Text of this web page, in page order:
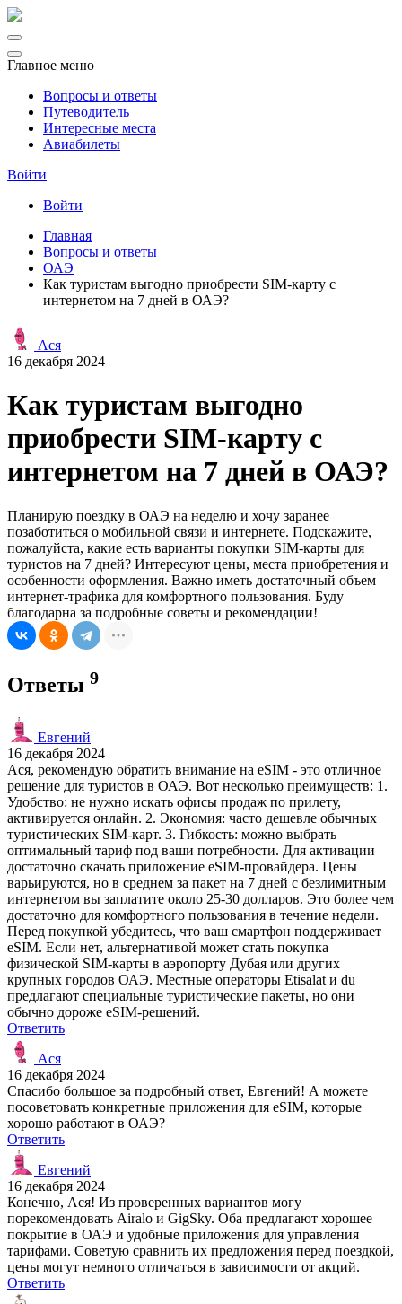
Главное меню
Вопросы и ответы
Путеводитель
Интересные места
Авиабилеты
Войти
Войти
Главная
Вопросы и ответы
ОАЭ
Как туристам выгодно приобрести SIM-карту с
интернетом на 7 дней в ОАЭ?
Ася
16 декабря 2024
Как туристам выгодно
приобрести SIM-карту с
интернетом на 7 дней в ОАЭ?
Планирую поездку в ОАЭ на неделю и хочу заранее
позаботиться о мобильной связи и интернете. Подскажите,
пожалуйста, какие есть варианты покупки SIM-карты для
туристов на 7 дней? Интересуют цены, места приобретения и
особенности оформления. Важно иметь достаточный объем
интернет-трафика для комфортного пользования. Буду
благодарна за подробные советы и рекомендации!
Ответы 9
Евгений
16 декабря 2024
Ася, рекомендую обратить внимание на eSIM - это отличное
решение для туристов в ОАЭ. Вот несколько преимуществ: 1.
Удобство: не нужно искать офисы продаж по прилету,
активируется онлайн. 2. Экономия: часто дешевле обычных
туристических SIM-карт. 3. Гибкость: можно выбрать
оптимальный тариф под ваши потребности. Для активации
достаточно скачать приложение eSIM-провайдера. Цены
варьируются, но в среднем за пакет на 7 дней с безлимитным
интернетом вы заплатите около 25-30 долларов. Это более чем
достаточно для комфортного пользования в течение недели.
Перед покупкой убедитесь, что ваш смартфон поддерживает
eSIM. Если нет, альтернативой может стать покупка
физической SIM-карты в аэропорту Дубая или других
крупных городов ОАЭ. Местные операторы Etisalat и du
предлагают специальные туристические пакеты, но они
обычно дороже eSIM-решений.
Ответить
Ася
16 декабря 2024
Спасибо большое за подробный ответ, Евгений! А можете
посоветовать конкретные приложения для eSIM, которые
хорошо работают в ОАЭ?
Ответить
Евгений
16 декабря 2024
Конечно, Ася! Из проверенных вариантов могу
порекомендовать Airalo и GigSky. Оба предлагают хорошее
покрытие в ОАЭ и удобные приложения для управления
тарифами. Советую сравнить их предложения перед поездкой,
цены могут немного отличаться в зависимости от акций.
Ответить